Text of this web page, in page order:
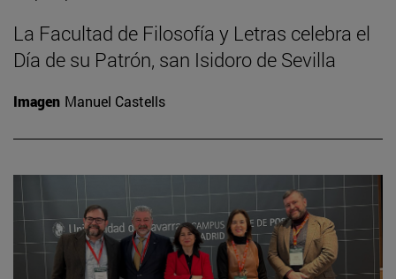
La Facultad de Filosofía y Letras celebra el
Día de su Patrón, san Isidoro de Sevilla
Imagen Manuel Castells